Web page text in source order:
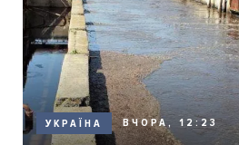
УКРАЇНА ВЧОРА, 12:23